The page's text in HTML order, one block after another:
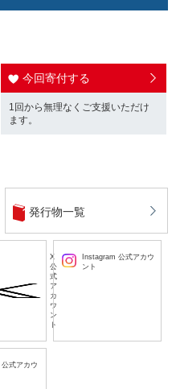
今回寄付する
1回から無理なくご支援いただけ
ます。
発行物一覧
X
公
式
ア
カ
ウ
ン
ト
Instagram 公式アカウ
ント
式アカウ